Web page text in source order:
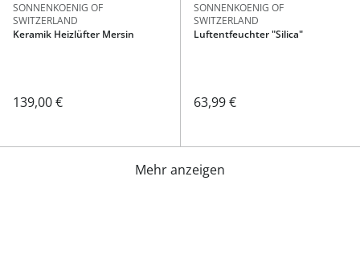
SONNENKOENIG OF
SWITZERLAND
Keramik Heizlüfter Mersin
139,00 €
SONNENKOENIG OF
SWITZERLAND
Luftentfeuchter "Silica"
63,99 €
Mehr anzeigen